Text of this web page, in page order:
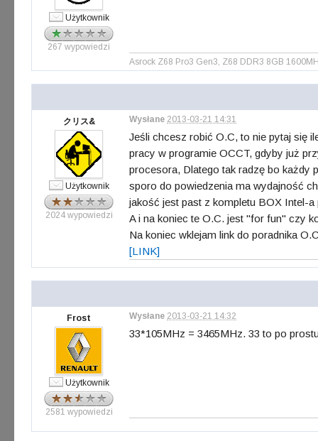
Użytkownik
267 wypowiedzi
Asrock Z68 Pro3 Gen3, Z68 DDR3 8GB
クリス&
Użytkownik
2024 wypowiedzi
Wysłane 2013-03-21 14:31
Jeśli chcesz robić O.C, to nie pytaj się
pracy w programie OCCT, gdyby już
procesora, Dlatego tak radzę bo każdy
sporo do powiedzenia ma wydajność
jakość jest past z kompletu BOX Intel-a
A i na koniec te O.C. jest "for fun" czy
Na koniec wklejam link do poradnika
[LINK]
Frost
Użytkownik
2581 wypowiedzi
Wysłane 2013-03-21 14:32
33*105MHz = 3465MHz. 33 to po